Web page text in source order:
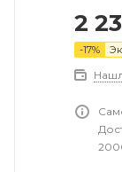
2
-17%